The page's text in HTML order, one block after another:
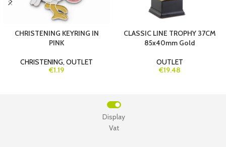
CHRISTENING KEYRING IN
PINK
CHRISTENING, OUTLET
€1.19
CLASSIC LINE TROPHY 37CM
85x40mm Gold
OUTLET
€19.48
Vat
Display